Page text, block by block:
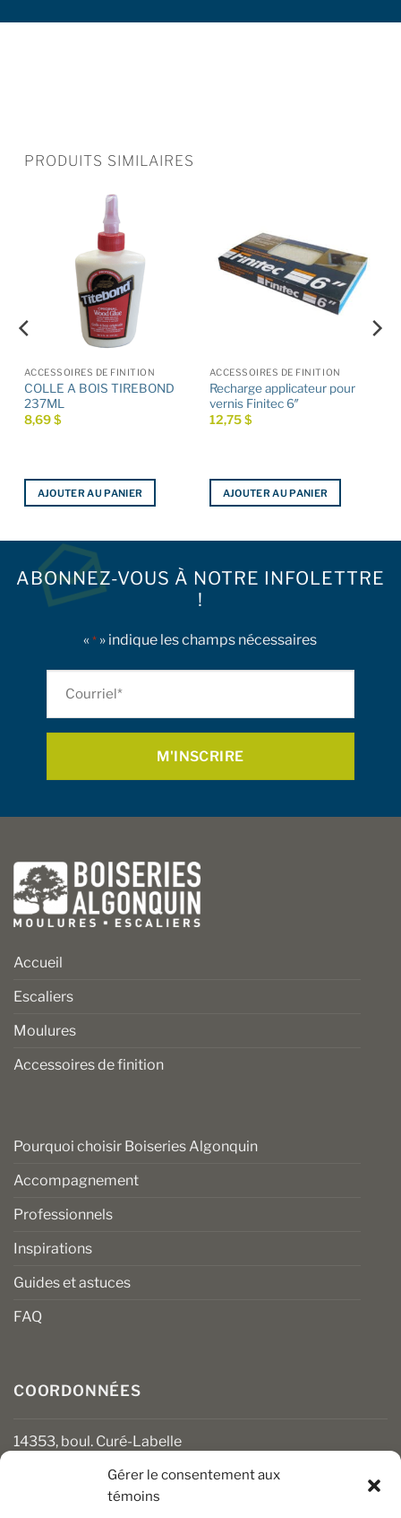
Gérer le consentement aux
témoins
PRODUITS SIMILAIRES
ACCESSOIRES DE FINITION
COLLE A BOIS TIREBOND
237ML
8,69$
AJOUTER AU PANIER
ACCESSOIRES DE FINITION
Recharge applicateur pour
vernis Finitec 6″
12,75$
AJOUTER AU PANIER
ABONNEZ-VOUS À NOTRE INFOLETTRE
!
«* » indique les champs nécessaires
Accueil
Escaliers
Moulures
Accessoires de finition
Pourquoi choisir Boiseries Algonquin
Accompagnement
Professionnels
Inspirations
Guides et astuces
FAQ
COORDONNÉES
14353, boul. Curé-Labelle